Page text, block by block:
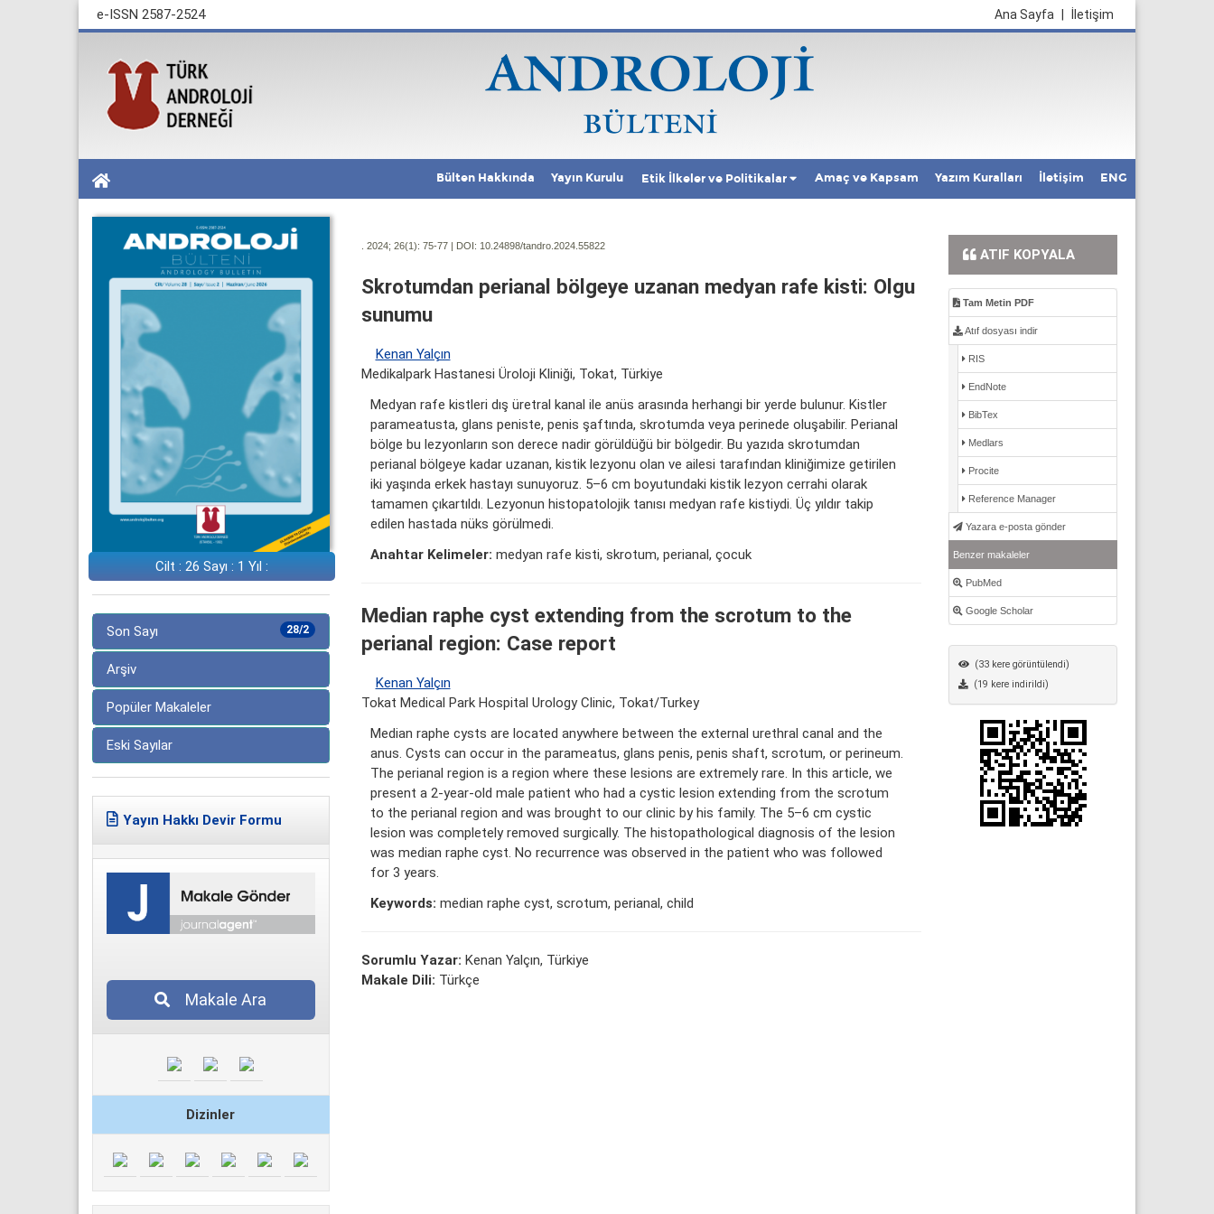
e-ISSN 2587-2524 İletişim
Ana Sayfa
Bülten Hakkında Yayın Kurulu Etik İlkeler ve Politikalar Amaç ve Kapsam Yazım Kuralları İletişim ENG
Cilt : 26 Sayı : 1 Yıl :
28/2
Son Sayı
Arşiv
Popüler Makaleler
Eski Sayılar
Yayın Hakkı Devir Formu
Makale Ara
Dizinler
. 2024; 26(1): 75-77 | DOI: 10.24898/tandro.2024.55822
Skrotumdan perianal bölgeye uzanan medyan rafe kisti: Olgu
sunumu
Kenan Yalçın
Medikalpark Hastanesi Üroloji Kliniği, Tokat, Türkiye
Medyan rafe kistleri dış üretral kanal ile anüs arasında herhangi bir yerde bulunur. Kistler
parameatusta, glans peniste, penis şaftında, skrotumda veya perinede oluşabilir. Perianal
bölge bu lezyonların son derece nadir görüldüğü bir bölgedir. Bu yazıda skrotumdan
perianal bölgeye kadar uzanan, kistik lezyonu olan ve ailesi tarafından kliniğimize getirilen
iki yaşında erkek hastayı sunuyoruz. 5–6 cm boyutundaki kistik lezyon cerrahi olarak
tamamen çıkartıldı. Lezyonun histopatolojik tanısı medyan rafe kistiydi. Üç yıldır takip
edilen hastada nüks görülmedi.
Anahtar Kelimeler: medyan rafe kisti, skrotum, perianal, çocuk
Median raphe cyst extending from the scrotum to the
perianal region: Case report
Kenan Yalçın
Tokat Medical Park Hospital Urology Clinic, Tokat/Turkey
Median raphe cysts are located anywhere between the external urethral canal and the
anus. Cysts can occur in the parameatus, glans penis, penis shaft, scrotum, or perineum.
The perianal region is a region where these lesions are extremely rare. In this article, we
present a 2-year-old male patient who had a cystic lesion extending from the scrotum
to the perianal region and was brought to our clinic by his family. The 5–6 cm cystic
lesion was completely removed surgically. The histopathological diagnosis of the lesion
was median raphe cyst. No recurrence was observed in the patient who was followed
for 3 years.
Keywords: median raphe cyst, scrotum, perianal, child
Sorumlu Yazar: Kenan Yalçın, Türkiye
Makale Dili: Türkçe
ATIF KOPYALA
Tam Metin PDF
Atıf dosyası indir
RIS
EndNote
BibTex
Medlars
Procite
Reference Manager
Yazara e-posta gönder
Benzer makaleler
PubMed
Google Scholar
(33 kere görüntülendi)
(19 kere indirildi)